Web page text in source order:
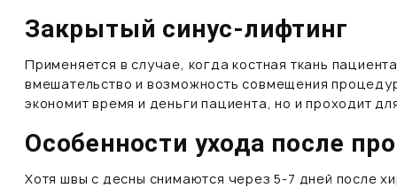
Закрытый cинус-лифтинг
Применяется в случае, когда костная ткань
вмешательство и возможность совмещения
экономит время и деньги пациента, но и проходит
Особенности ухода после
Хотя швы с десны снимаются через 5-7 дней после